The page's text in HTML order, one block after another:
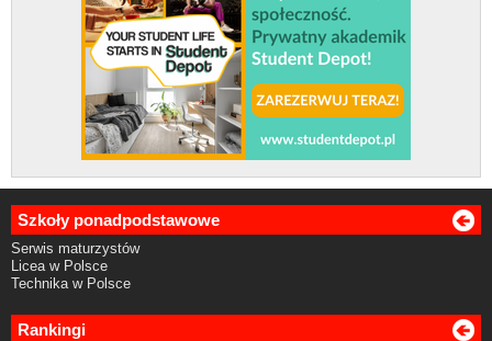
Szkoły ponadpodstawowe
Serwis maturzystów
Licea w Polsce
Technika w Polsce
Rankingi